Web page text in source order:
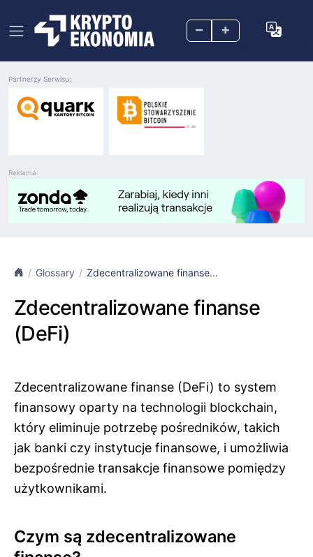
– +
Reklama:
Partnerzy Serwisu:
Glossary Zdecentralizowane finanse...
Zdecentralizowane finanse
(DeFi)
Zdecentralizowane finanse (DeFi) to system
finansowy oparty na technologii blockchain,
który eliminuje potrzebę pośredników, takich
jak banki czy instytucje finansowe, i umożliwia
bezpośrednie transakcje finansowe pomiędzy
użytkownikami.
Czym są zdecentralizowane